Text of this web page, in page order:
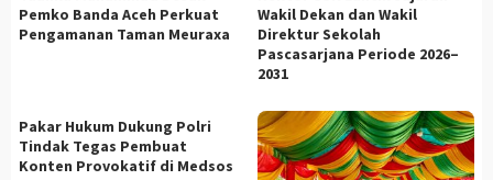
Pemko Banda Aceh Perkuat
Pengamanan Taman Meuraxa
Wakil Dekan dan Wakil
Direktur Sekolah
Pascasarjana Periode 2026–
2031
Pakar Hukum Dukung Polri
Tindak Tegas Pembuat
Konten Provokatif di Medsos